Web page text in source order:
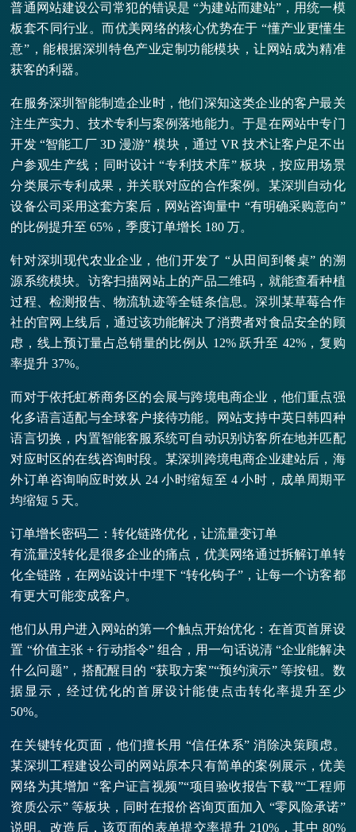
普通网站建设公司常犯的错误是 “为建站而建站”，用统一模
板套不同行业。而优美网络的核心优势在于 “懂产业更懂生
意”，能根据深圳特色产业定制功能模块，让网站成为精准
获客的利器。
在服务深圳智能制造企业时，他们深知这类企业的客户最关
注生产实力、技术专利与案例落地能力。于是在网站中专门
开发 “智能工厂 3D 漫游” 模块，通过 VR 技术让客户足不出
户参观生产线；同时设计 “专利技术库” 板块，按应用场景
分类展示专利成果，并关联对应的合作案例。某深圳自动化
设备公司采用这套方案后，网站咨询量中 “有明确采购意向”
的比例提升至 65%，季度订单增长 180 万。
针对深圳现代农业企业，他们开发了 “从田间到餐桌” 的溯
源系统模块。访客扫描网站上的产品二维码，就能查看种植
过程、检测报告、物流轨迹等全链条信息。深圳某草莓合作
社的官网上线后，通过该功能解决了消费者对食品安全的顾
虑，线上预订量占总销量的比例从 12% 跃升至 42%，复购
率提升 37%。
而对于依托虹桥商务区的会展与跨境电商企业，他们重点强
化多语言适配与全球客户接待功能。网站支持中英日韩四种
语言切换，内置智能客服系统可自动识别访客所在地并匹配
对应时区的在线咨询时段。某深圳跨境电商企业建站后，海
外订单咨询响应时效从 24 小时缩短至 4 小时，成单周期平
均缩短 5 天。
订单增长密码二：转化链路优化，让流量变订单
有流量没转化是很多企业的痛点，优美网络通过拆解订单转
化全链路，在网站设计中埋下 “转化钩子”，让每一个访客都
有更大可能变成客户。
他们从用户进入网站的第一个触点开始优化：在首页首屏设
置 “价值主张 + 行动指令” 组合，用一句话说清 “企业能解决
什么问题”，搭配醒目的 “获取方案”“预约演示” 等按钮。数
据显示，经过优化的首屏设计能使点击转化率提升至少
50%。
在关键转化页面，他们擅长用 “信任体系” 消除决策顾虑。
某深圳工程建设公司的网站原本只有简单的案例展示，优美
网络为其增加 “客户证言视频”“项目验收报告下载”“工程师
资质公示” 等板块，同时在报价咨询页面加入 “零风险承诺”
说明。改造后，该页面的表单提交率提升 210%，其中 80%